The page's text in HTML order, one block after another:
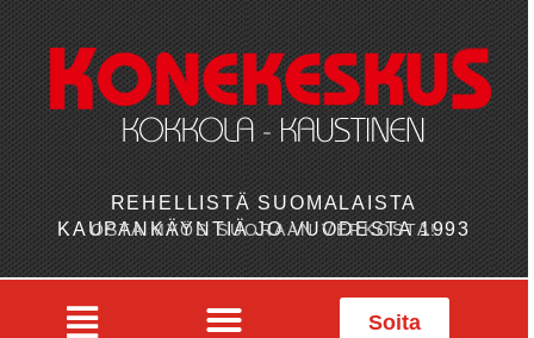
REHELLISTÄ SUOMALAISTA
KAUPANKÄYNTIÄ JO VUODESTA 1993
OSTA MYÖS SUORAAN VERKOSTA!
Soita